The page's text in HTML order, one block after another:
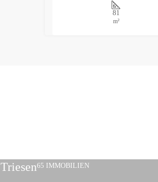
81
m²
Triesen65 IMMOBILIEN